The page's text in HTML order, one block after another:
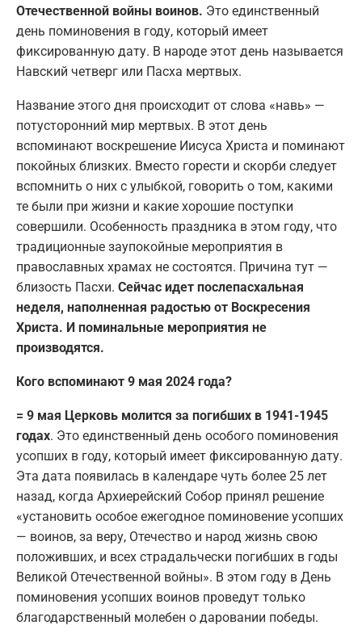
Отечественной войны воинов. Это единственный
день поминовения в году, который имеет
фиксированную дату. В народе этот день называется
Навский четверг или Пасха мертвых.
Название этого дня происходит от слова «навь» —
потусторонний мир мертвых. В этот день
вспоминают воскрешение Иисуса Христа и поминают
покойных близких. Вместо горести и скорби следует
вспомнить о них с улыбкой, говорить о том, какими
те были при жизни и какие хорошие поступки
совершили. Особенность праздника в этом году, что
традиционные заупокойные мероприятия в
православных храмах не состоятся. Причина тут —
близость Пасхи. Сейчас идет послепасхальная
неделя, наполненная радостью от Воскресения
Христа. И поминальные мероприятия не
производятся.
Кого вспоминают 9 мая 2024 года?
= 9 мая Церковь молится за погибших в 1941-1945
годах. Это единственный день особого поминовения
усопших в году, который имеет фиксированную дату.
Эта дата появилась в календаре чуть более 25 лет
назад, когда Архиерейский Собор принял решение
«установить особое ежегодное поминовение усопших
— воинов, за веру, Отечество и народ жизнь свою
положивших, и всех страдальчески погибших в годы
Великой Отечественной войны». В этом году в День
поминовения усопших воинов проведут только
благодарственный молебен о даровании победы.